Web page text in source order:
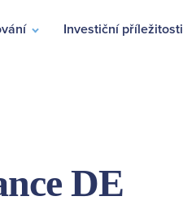
Investiční příležitosti
DE